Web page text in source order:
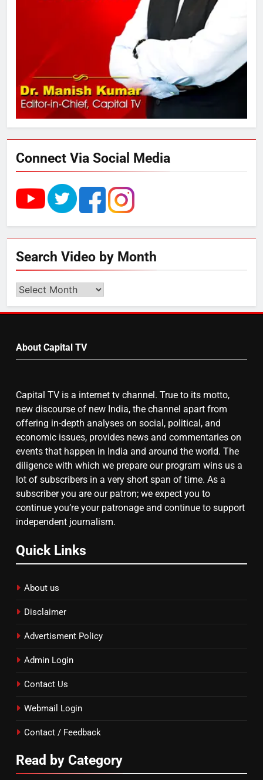
289 एकड़ भूमि पर विकसित होगा कार्बन-
फ्री डेटा सेंटर, हजारों उच्च-कुशल
रोजगार सृजन की संभावना
4
UP में ग्रामीण बिजली आपूर्ति से कृषि,
डेयरी, कुटीर उद्योग और स्वरोजगार को
मिला बढ़ावा
राम की नगरी अयोध्या में आने वाले भक्तों
का स्वागत करेगा लक्ष्मण द्वार
उत्तर प्रदेश में गांवों में बढ़ेंगी सुविधाएं: 67%
बढ़ा पंचायतों का बजट
8
चुनाव से पहले लालू परिवार पर बड़ा झटका,
दिल्ली कोर्ट ने IRCTC घोटाले में आरोप
तय किए
Connect Via Social Media
Search Video by Month
Search
by
About Capital TV
Capital TV is a internet tv channel. True to its motto,
new discourse of new India, the channel apart from
offering in-depth analyses on social, political, and
economic issues, provides news and commentaries on
events that happen in India and around the world. The
diligence with which we prepare our program wins us a
lot of subscribers in a very short span of time. As a
subscriber you are our patron; we expect you to
continue you’re your patronage and continue to support
independent journalism.
Quick Links
About us
Disclaimer
Advertisment Policy
Admin Login
Contact Us
Webmail Login
Contact / Feedback
Read by Category